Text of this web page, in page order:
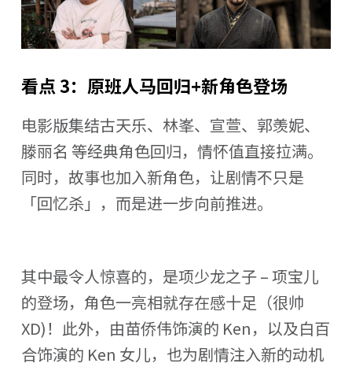
看点 3：原班人马回归+新角色登场
电影版集结古天乐、林峯、宣萱、郭羡妮、
滕丽名 等经典角色回归，情怀值直接拉满。
同时，故事也加入新角色，让剧情不只是
「回忆杀」，而是进一步向前推进。
其中最令人惊喜的，是项少龙之子 – 项宝儿
的登场，角色一亮相就存在感十足（很帅
XD)！此外，由苗侨伟饰演的 Ken，以及白百
合饰演的 Ken 女儿，也为剧情注入新的动机